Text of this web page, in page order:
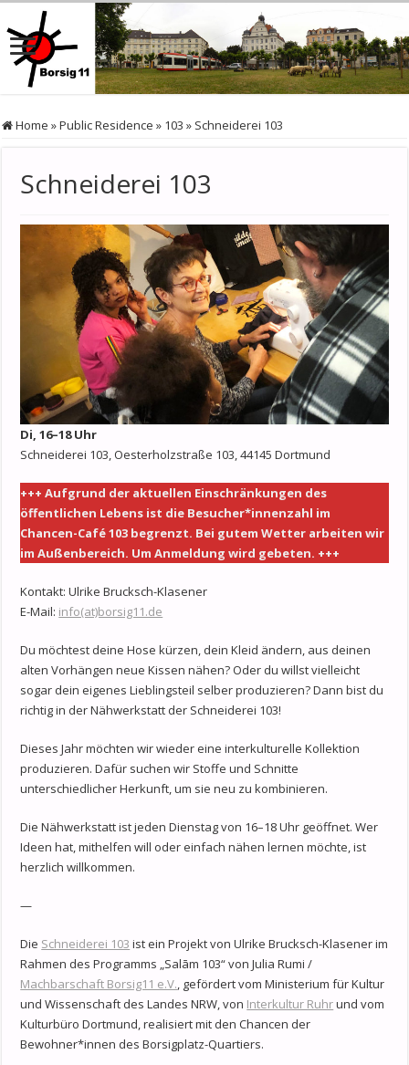
Home »Public Residence » 103 » Schneiderei 103
Schneiderei 103
Di, 16–18 Uhr
Schneiderei 103, Oesterholzstraße 103, 44145 Dortmund
+++ Aufgrund der aktuellen Einschränkungen des
öffentlichen Lebens ist die Besucher*innenzahl im
Chancen-Café 103 begrenzt. Bei gutem Wetter arbeiten wir
im Außenbereich. Um Anmeldung wird gebeten. +++
Kontakt: Ulrike Brucksch-Klasener
E-Mail: info(at)borsig11.de
Du möchtest deine Hose kürzen, dein Kleid ändern, aus deinen
alten Vorhängen neue Kissen nähen? Oder du willst vielleicht
sogar dein eigenes Lieblingsteil selber produzieren? Dann bist du
richtig in der Nähwerkstatt der Schneiderei 103!
Dieses Jahr möchten wir wieder eine interkulturelle Kollektion
produzieren. Dafür suchen wir Stoffe und Schnitte
unterschiedlicher Herkunft, um sie neu zu kombinieren.
Die Nähwerkstatt ist jeden Dienstag von 16–18 Uhr geöffnet. Wer
Ideen hat, mithelfen will oder einfach nähen lernen möchte, ist
herzlich willkommen.
—
Die Schneiderei 103 ist ein Projekt von Ulrike Brucksch-Klasener im
Rahmen des Programms „Salām 103“ von Julia Rumi /
Machbarschaft Borsig11 e.V., gefördert vom Ministerium für Kultur
und Wissenschaft des Landes NRW, von Interkultur Ruhrund vom
Kulturbüro Dortmund, realisiert mit den Chancen der
Bewohner*innen des Borsigplatz-Quartiers.